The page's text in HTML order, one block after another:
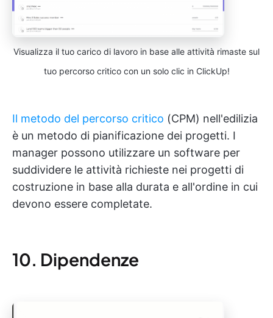
Visualizza il tuo carico di lavoro in base alle attività rimaste sul
tuo percorso critico con un solo clic in ClickUp!
Il metodo del percorso critico (CPM) nell'edilizia
è un metodo di pianificazione dei progetti. I
manager possono utilizzare un software per
suddividere le attività richieste nei progetti di
costruzione in base alla durata e all'ordine in cui
devono essere completate.
10. Dipendenze